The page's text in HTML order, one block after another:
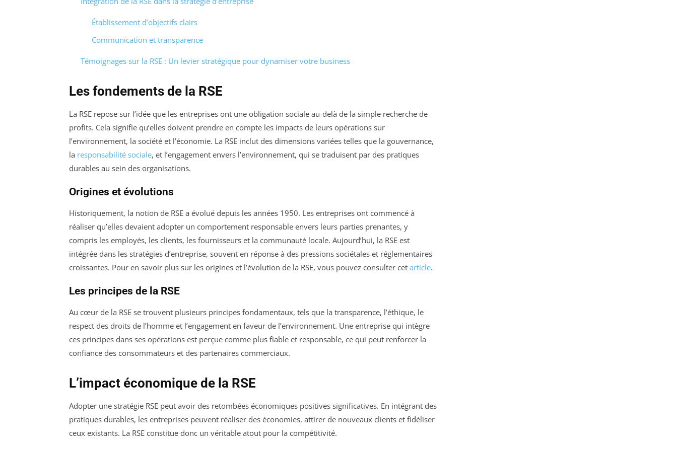
Établissement d’objectifs clairs
Communication et transparence
Témoignages sur la RSE : Un levier stratégique pour dynamiser votre business
Les fondements de la RSE
La RSE repose sur l’idée que les entreprises ont une obligation sociale au-delà de la simple recherche de
profits. Cela signifie qu’elles doivent prendre en compte les impacts de leurs opérations sur
l’environnement, la société et l’économie. La RSE inclut des dimensions variées telles que la gouvernance,
la responsabilité sociale, et l’engagement envers l’environnement, qui se traduisent par des pratiques
durables au sein des organisations.
Origines et évolutions
Historiquement, la notion de RSE a évolué depuis les années 1950. Les entreprises ont commencé à
réaliser qu’elles devaient adopter un comportement responsable envers leurs parties prenantes, y
compris les employés, les clients, les fournisseurs et la communauté locale. Aujourd’hui, la RSE est
intégrée dans les stratégies d’entreprise, souvent en réponse à des pressions sociétales et réglementaires
croissantes. Pour en savoir plus sur les origines et l’évolution de la RSE, vous pouvez consulter cet article.
Les principes de la RSE
Au cœur de la RSE se trouvent plusieurs principes fondamentaux, tels que la transparence, l’éthique, le
respect des droits de l’homme et l’engagement en faveur de l’environnement. Une entreprise qui intègre
ces principes dans ses opérations est perçue comme plus fiable et responsable, ce qui peut renforcer la
confiance des consommateurs et des partenaires commerciaux.
L’impact économique de la RSE
Adopter une stratégie RSE peut avoir des retombées économiques positives significatives. En intégrant des
pratiques durables, les entreprises peuvent réaliser des économies, attirer de nouveaux clients et fidéliser
ceux existants. La RSE constitue donc un véritable atout pour la compétitivité.